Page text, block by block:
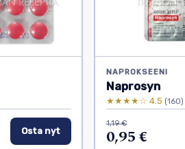
Osta nyt
NAPROKSEENI
Naprosyn
★★★★☆ 4.5 (160)
1,19 €
0,95 €